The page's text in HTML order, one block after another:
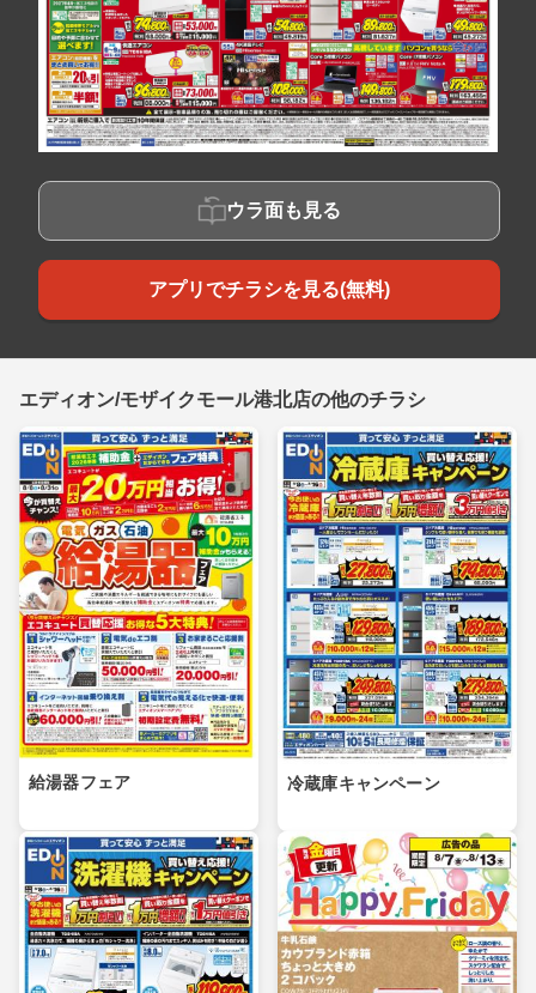
ウラ面も見る
アプリでチラシを見る(無料)
エディオン/モザイクモール港北店の他のチラシ
給湯器フェア 冷蔵庫キャンペーン